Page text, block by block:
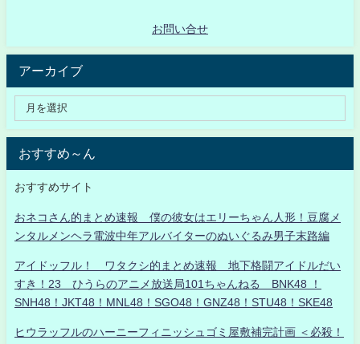
お問い合せ
アーカイブ
おすすめ～ん
おすすめサイト
おネコさん的まとめ速報 僕の彼女はエリーちゃん人形！豆腐メ
ンタルメンヘラ電波中年アルバイターのぬいぐるみ男子末路編
アイドッフル！ ワタクシ的まとめ速報 地下格闘アイドルだい
すき！23 ひうらのアニメ放送局101ちゃんねる BNK48 ！
SNH48！JKT48！MNL48！SGO48！GNZ48！STU48！SKE48
ヒウラッフルのハーニーフィニッシュゴミ屋敷補完計画 ＜必殺！